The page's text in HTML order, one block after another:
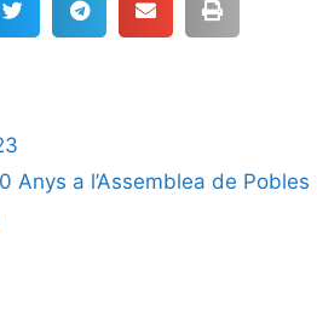
Anys a l’Assemblea de Pobles